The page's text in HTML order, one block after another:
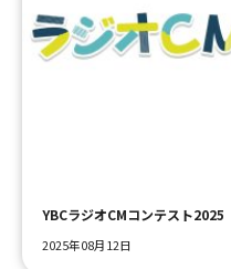
YBCラジオCMコンテスト2025
2025年08月12日